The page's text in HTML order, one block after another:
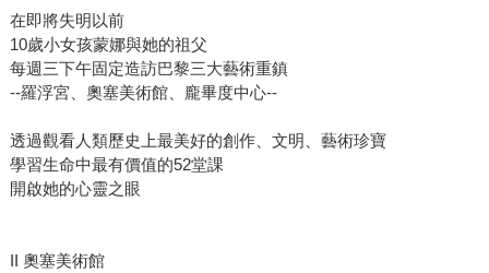
在即將失明以前
10歲小女孩蒙娜與她的祖父
每週三下午固定造訪巴黎三大藝術重鎮
--羅浮宮、奧塞美術館、龐畢度中心--
透過觀看人類歷史上最美好的創作、文明、藝術珍寶
學習生命中最有價值的52堂課
開啟她的心靈之眼
II 奧塞美術館